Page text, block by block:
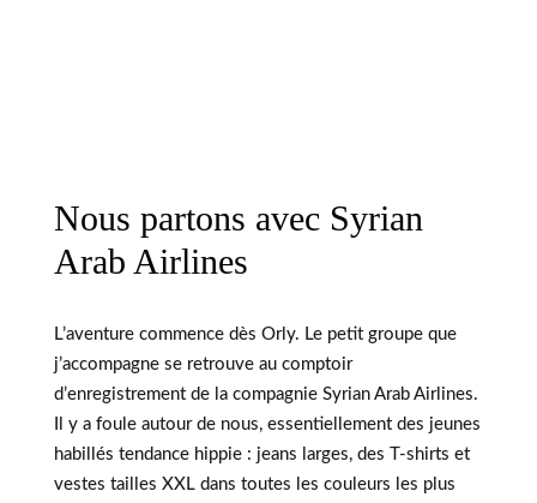
Nous partons avec Syrian
Arab Airlines
L’aventure commence dès Orly. Le petit groupe que
j’accompagne se retrouve au comptoir
d’enregistrement de la compagnie Syrian Arab Airlines.
Il y a foule autour de nous, essentiellement des jeunes
habillés tendance hippie : jeans larges, des T-shirts et
vestes tailles XXL dans toutes les couleurs les plus